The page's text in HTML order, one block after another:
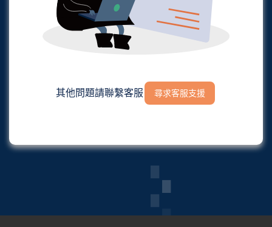
其他問題請聯繫客服 尋求客服支援